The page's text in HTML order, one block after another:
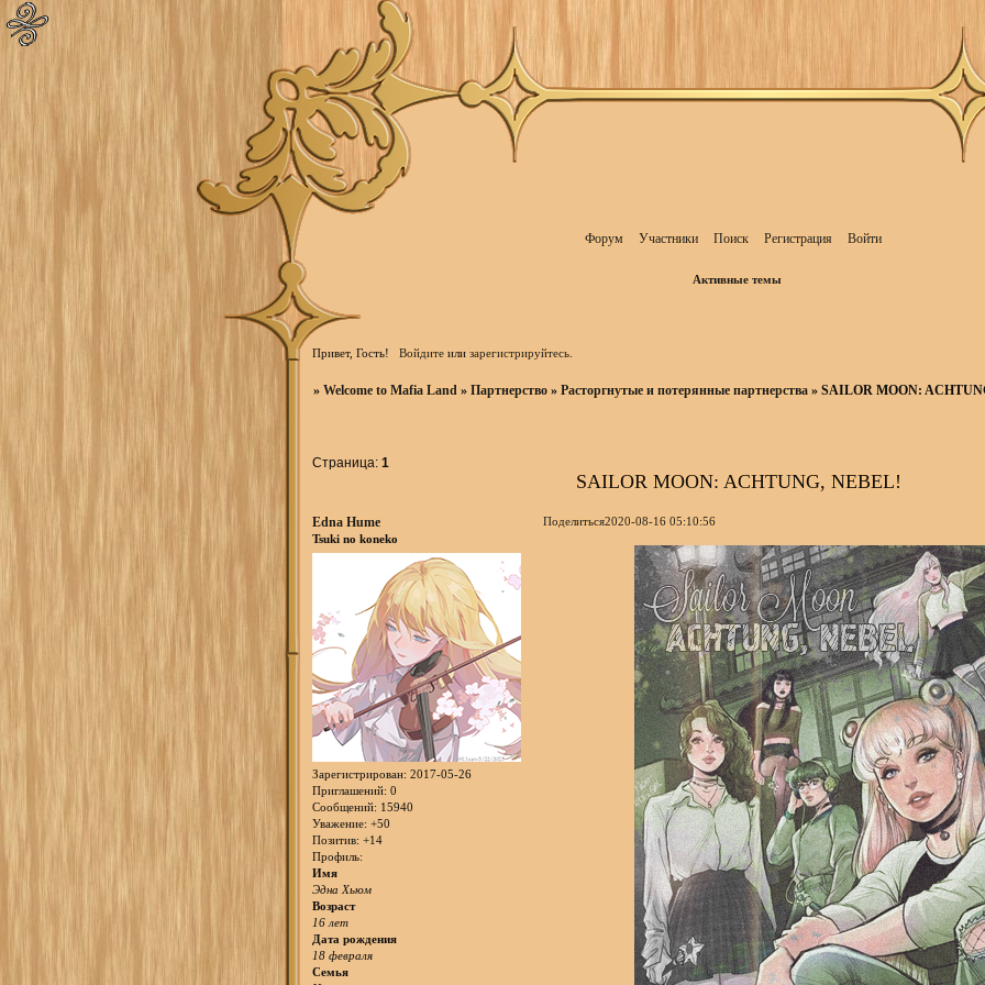
Форум Участники Поиск Регистрация Войти
Активные темы
Привет, Гость! Войдитеили зарегистрируйтесь.
»Welcome to Mafia Land »Партнерство »Расторгнутые и потерянные партнерства »SAILOR MOON:
SAILOR MOON: ACHTUNG, NEBEL!
Страница:1
Поделиться2020-08-16 05:10:56
Edna Hume
Tsuki no koneko
Зарегистрирован: 2017-05-26
Приглашений: 0
Сообщений: 15940
Уважение: +50
Позитив: +14
Профиль:
Имя
Эдна Хьюм
Возраст
16 лет
Дата рождения
18 февраля
Семья